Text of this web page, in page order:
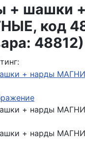
+ шашки
код
48812)